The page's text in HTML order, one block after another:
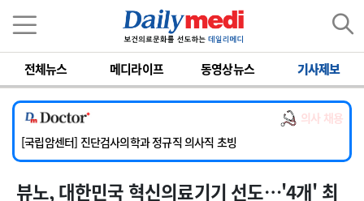
전체뉴스 메디라이프 동영상뉴스 기사제보
의사 채용
[서울아산병원] 2026년 하반기 인턴 모집
[명지병원] 하반기 전공의(인턴) 모집
[동국대학교 경주병원] 내과(소화기, 심장, 내분비), 소아청소년과, 외과, 심장혈관흉부외과, 이비인후과, 병리과 교원 초빙
[국립암센터] 진단검사의학과 정규직 의사직 초빙
[인제대학교해운대백병원] 치과 진료교수 모집 공고
[서울아산병원] 2026년 하반기 인턴 모집
뷰노, 대한민국 혁신의료기기 선도…'4개' 최